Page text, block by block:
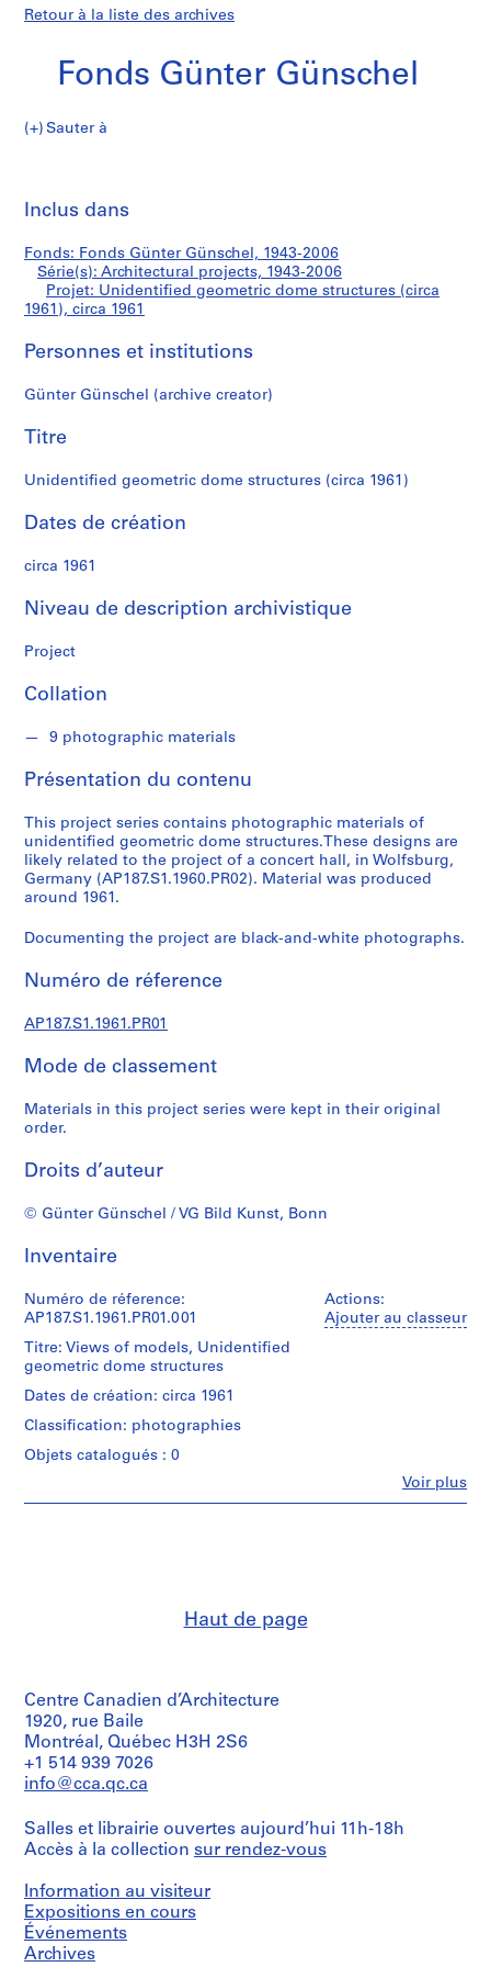
Retour à la liste des archives
Fonds Günter Günschel
Sauter à
d
s
G
n
e
G
ü
n
s
h
l
S
é
r
i
(
)
A
r
c
h
t
c
t
u
r
l
p
o
e
t
,
9
3
-
2
t
:
S
c
u
p
t
u
r
e
s
geometric
dome
structures
(circa
1961)
Inclus dans
Fonds: Fonds Günter Günschel, 1943-2006
Série(s): Architectural projects, 1943-2006
Projet: Unidentified geometric dome structures (circa
1961), circa 1961
Personnes et institutions
Günter Günschel (archive creator)
Titre
Unidentified geometric dome structures (circa 1961)
Dates de création
circa 1961
Niveau de description archivistique
Project
Collation
9 photographic materials
Présentation du contenu
This project series contains photographic materials of
unidentified geometric dome structures.These designs are
likely related to the project of a concert hall, in Wolfsburg,
Germany (AP187.S1.1960.PR02). Material was produced
around 1961.
Documenting the project are black-and-white photographs.
Numéro de réference
AP187.S1.1961.PR01
Mode de classement
Materials in this project series were kept in their original
order.
Droits d’auteur
© Günter Günschel / VG Bild Kunst, Bonn
Inventaire
Actions:
Ajouter au classeur
Voir plus
Numéro de réference:
AP187.S1.1961.PR01.001
Titre: Views of models, Unidentified
geometric dome structures
Dates de création: circa 1961
Classification: photographies
Objets catalogués : 0
d’objet:
1
File
Collation:
and-
white
3
black-
and-
white
Haut de page
Centre Canadien d’Architecture
1920, rue Baile
Montréal, Québec H3H 2S6
+1 514 939 7026
info@cca.qc.ca
Salles et librairie ouvertes aujourd’hui 11h-18h
Accès à la collection sur rendez-vous
Information au visiteur
Expositions en cours
Événements
Archives